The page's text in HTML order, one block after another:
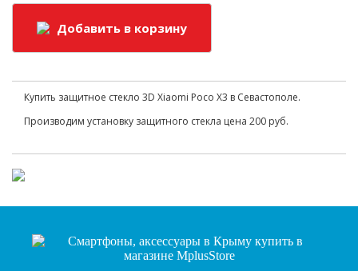
Добавить в корзину
Купить защитное стекло 3D Xiaomi Poco X3 в Севастополе.
Производим установку защитного стекла цена 200 руб.